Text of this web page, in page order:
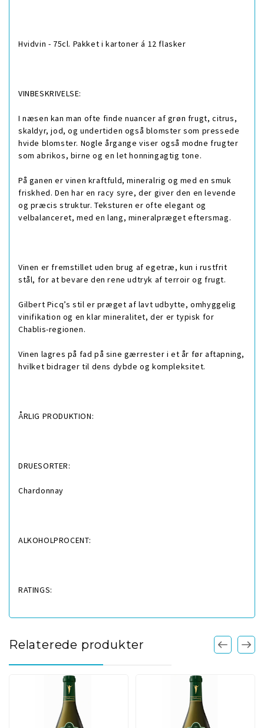
Hvidvin - 75cl. Pakket i kartoner á 12 flasker
VINBESKRIVELSE:
I næsen kan man ofte finde nuancer af grøn frugt, citrus,
skaldyr, jod, og undertiden også blomster som pressede
hvide blomster. Nogle årgange viser også modne frugter
som abrikos, birne og en let honningagtig tone.
På ganen er vinen kraftfuld, mineralrig og med en smuk
friskhed. Den har en racy syre, der giver den en levende
og præcis struktur. Teksturen er ofte elegant og
velbalanceret, med en lang, mineralpræget eftersmag.
Vinen er fremstillet uden brug af egetræ, kun i rustfrit
stål, for at bevare den rene udtryk af terroir og frugt.
Gilbert Picq’s stil er præget af lavt udbytte, omhyggelig
vinifikation og en klar mineralitet, der er typisk for
Chablis-regionen.
Vinen lagres på fad på sine gærrester i et år før aftapning,
hvilket bidrager til dens dybde og kompleksitet.
ÅRLIG PRODUKTION:
DRUESORTER:
Chardonnay
ALKOHOLPROCENT:
RATINGS:
Relaterede produkter